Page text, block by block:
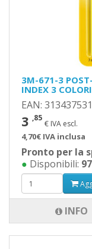
3M-671-3
INDEX 3 COLORI
EAN:
3 ,85
€ IVA escl.
4,70€ IVA inclusa
Pronto per la
● Disponibili: 97
INFO